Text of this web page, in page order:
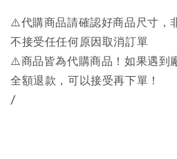
⚠️代購商品請確認好商品尺寸，
不接受任任何原因取消訂單
⚠️商品皆為代購商品！如果遇到
全額退款，可以接受再下單！
/